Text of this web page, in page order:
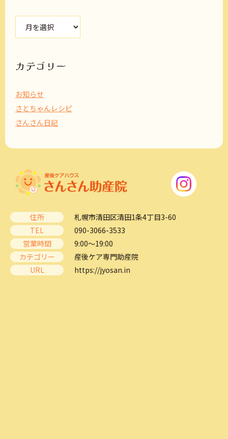
カ
ブ
カテゴリー
お知らせ
さとちゃんレシピ
さんさん日記
住所
札幌市清田区清田1条4丁目3-60
TEL
090-3066-3533
営業時間
9:00～19:00
カテゴリー
産後ケア専門助産院
URL
https://jyosan.in